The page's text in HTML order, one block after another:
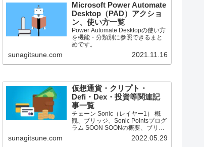
Microsoft Power Automate
Desktop（PAD）アクショ
ン、使い方一覧
Power Automate Desktopの使い方
を機能・分類別に参照できるまと
めです。
sunagitsune.com 2021.11.16
仮想通貨・クリプト・
Defi・Dex・投資等関連記
事一覧
チェーン Sonic（レイヤー1） 概
観、ブリッジ、Sonic Pointsプログ
ラム SOON SOONの概要、ブリッ
ジ方法（25/1月時点） ステーキン
グ ZEROBASE ZEROBASE...
sunagitsune.com 2022.05.29